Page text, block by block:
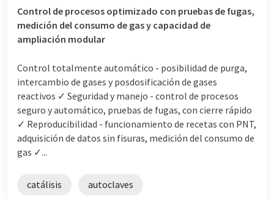
Control de procesos optimizado con pruebas de fugas,
medición del consumo de gas y capacidad de
ampliación modular
Control totalmente automático - posibilidad de purga,
intercambio de gases y posdosificación de gases
reactivos ✓ Seguridad y manejo - control de procesos
seguro y automático, pruebas de fugas, con cierre rápido
✓ Reproducibilidad - funcionamiento de recetas con PNT,
adquisición de datos sin fisuras, medición del consumo de
gas ✓...
catálisis autoclaves